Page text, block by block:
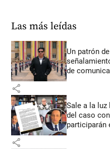
Las más leídas
Un patrón
de
share
Sale a la
del caso
participarán
share